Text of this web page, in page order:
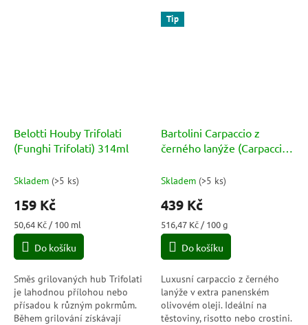
Belotti Houby Trifolati
(Funghi Trifolati) 314ml
Skladem (>5 ks)
159 Kč
Měrná
cena:
50,64 Kč / 100 ml
Do košíku
Směs grilovaných hub Trifolati
je lahodnou přílohou nebo
přísadou k různým pokrmům.
Během grilování získávají
Tip
Bartolini Carpaccio z
černého lanýže (Carpaccio
Skladem (>5 ks)
439 Kč
Měrná
cena:
516,47 Kč / 100 g
Do košíku
Luxusní carpaccio z černého
lanýže v extra panenském
olivovém oleji. Ideální na
těstoviny, risotto nebo crostini.